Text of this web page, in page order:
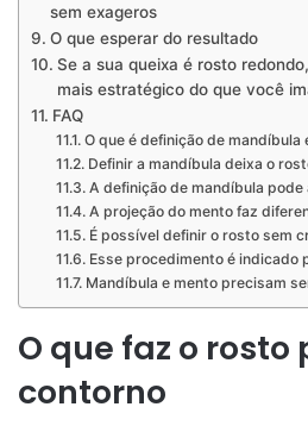
sem exageros
O que esperar do resultado
Se a sua queixa é rosto
mais estratégico do que você
FAQ
O que é definição de mandíbula
Definir a mandíbula deixa o
A definição de mandíbula pode
A projeção do mento faz
É possível definir o rosto sem
Esse procedimento é indicado
Mandíbula e mento precisam
O que faz o
contorno